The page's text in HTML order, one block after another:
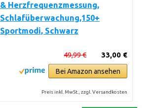
& Herzfrequenzmessung,
Schlafüberwachung,150+
Sportmodi, Schwarz
33,00 €
49,99 €
Bei Amazon ansehen
Preis inkl. MwSt., zzgl. Versandkosten